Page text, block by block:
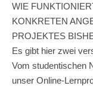
WIE
KONKRETEN
PROJEKTES
Es gibt hier zwei
Vom studentischen
unser Online-